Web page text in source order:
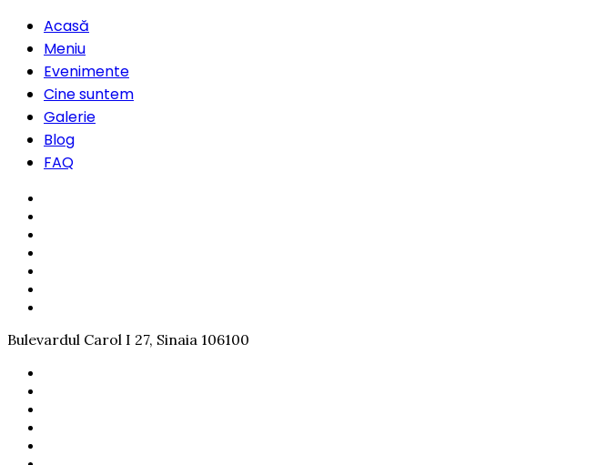
Acasă
Meniu
Evenimente
Cine suntem
Galerie
Blog
FAQ
Bulevardul Carol I 27, Sinaia 106100